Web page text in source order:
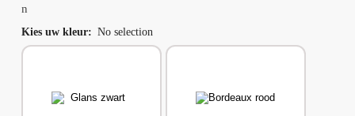
Kies uw kleur: No selection